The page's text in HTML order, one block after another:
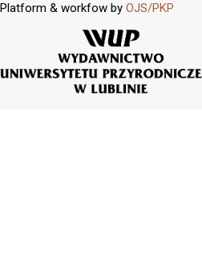
Platform & workfow by OJS/PKP